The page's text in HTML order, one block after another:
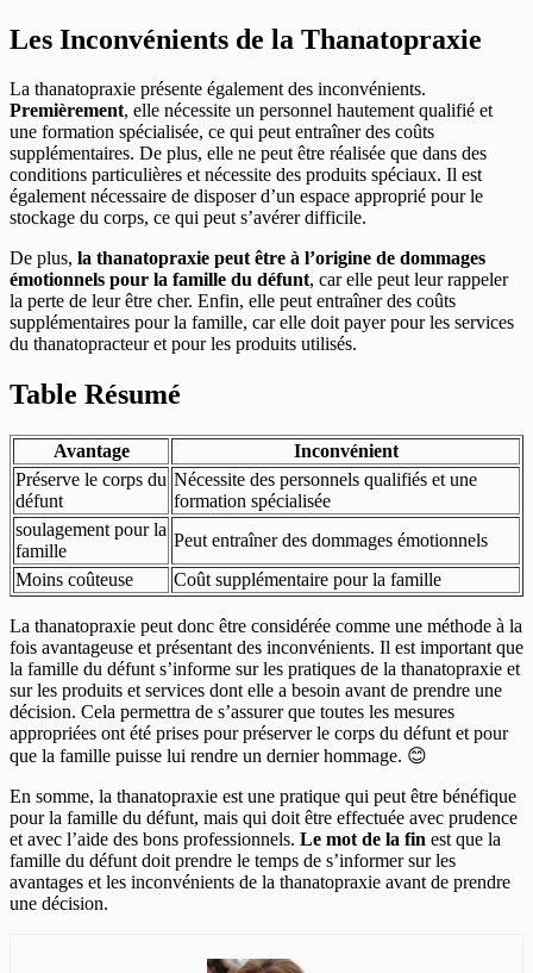
Les Inconvénients de la Thanatopraxie
La thanatopraxie présente également des inconvénients.
Premièrement, elle nécessite un personnel hautement qualifié et
une formation spécialisée, ce qui peut entraîner des coûts
supplémentaires. De plus, elle ne peut être réalisée que dans des
conditions particulières et nécessite des produits spéciaux. Il est
également nécessaire de disposer d’un espace approprié pour le
stockage du corps, ce qui peut s’avérer difficile.
De plus, la thanatopraxie peut être à l’origine de dommages
émotionnels pour la famille du défunt, car elle peut leur rappeler
la perte de leur être cher. Enfin, elle peut entraîner des coûts
supplémentaires pour la famille, car elle doit payer pour les services
du thanatopracteur et pour les produits utilisés.
Table Résumé
Avantage
Inconvénient
Préserve le corps du
défunt
Nécessite des personnels qualifiés et une
formation spécialisée
soulagement pour la
famille
Peut entraîner des dommages émotionnels
Moins coûteuse
Coût supplémentaire pour la famille
La thanatopraxie peut donc être considérée comme une méthode à la
fois avantageuse et présentant des inconvénients. Il est important que
la famille du défunt s’informe sur les pratiques de la thanatopraxie et
sur les produits et services dont elle a besoin avant de prendre une
décision. Cela permettra de s’assurer que toutes les mesures
appropriées ont été prises pour préserver le corps du défunt et pour
que la famille puisse lui rendre un dernier hommage. 😊
En somme, la thanatopraxie est une pratique qui peut être bénéfique
pour la famille du défunt, mais qui doit être effectuée avec prudence
et avec l’aide des bons professionnels. Le mot de la fin est que la
famille du défunt doit prendre le temps de s’informer sur les
avantages et les inconvénients de la thanatopraxie avant de prendre
une décision.